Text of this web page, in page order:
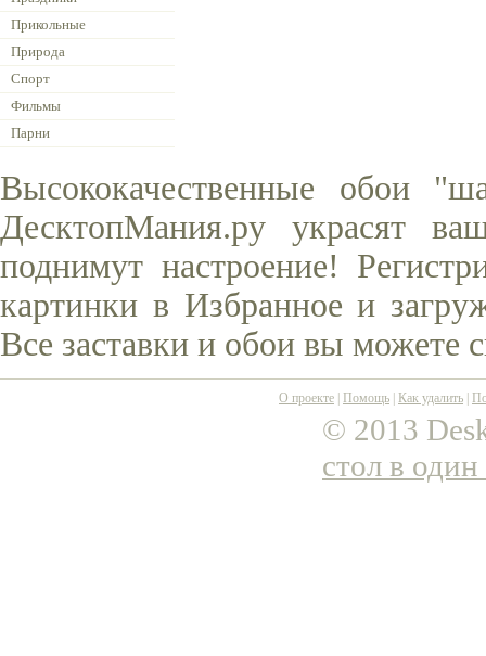
Прикольные
Природа
Спорт
Фильмы
Парни
Высококачественные обои
ДесктопМания.ру украсят
поднимут настроение!
картинки в Избранное и
Все заставки и обои вы можете
О проекте Помощь Как удалить
© 2013
стол в